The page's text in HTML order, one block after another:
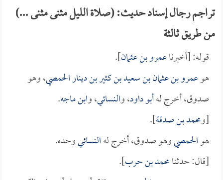
تراجم رجال إسناد حديث: (صلاة الليل مثنى مثنى ...)
من طريق ثالثة
قوله: [أخبرناعمرو بن عثمان].
هوعمرو بن عثمان بن سعيد بن كثير بن دينار الحمصي، وهو
صدوق، أخرج لهأبو داود، والنسائي، وابن ماجه.
[ومحمد بن صدقة].
هوالحمصيوهو صدوق، أخرج لهالنسائيوحده.
[قال: حدثنامحمد بن حرب].